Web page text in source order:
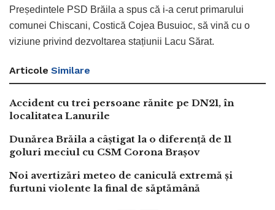
Președintele PSD Brăila a spus că i-a cerut primarului
comunei Chiscani, Costică Cojea Busuioc, să vină cu o
viziune privind dezvoltarea stațiunii Lacu Sărat.
Articole Similare
Accident cu trei persoane rănite pe DN21, în
localitatea Lanurile
Dunărea Brăila a câștigat la o diferență de 11
goluri meciul cu CSM Corona Brașov
Noi avertizări meteo de caniculă extremă și
furtuni violente la final de săptămână